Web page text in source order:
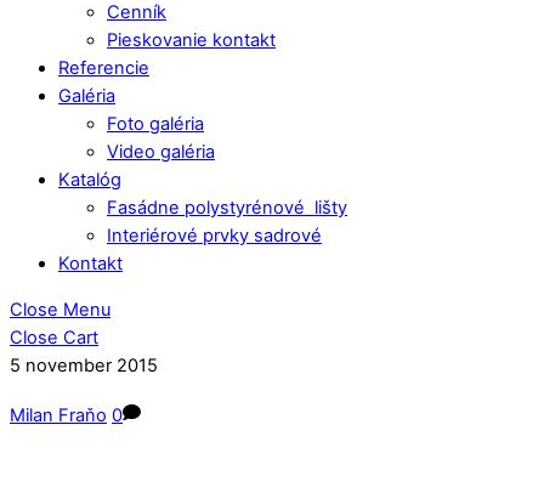
Cenník
Pieskovanie kontakt
Referencie
Galéria
Foto galéria
Video galéria
Katalóg
Fasádne polystyrénové lišty
Interiérové prvky sadrové
Kontakt
Close Menu
Close Cart
5 november 2015
Milan Fraňo 0